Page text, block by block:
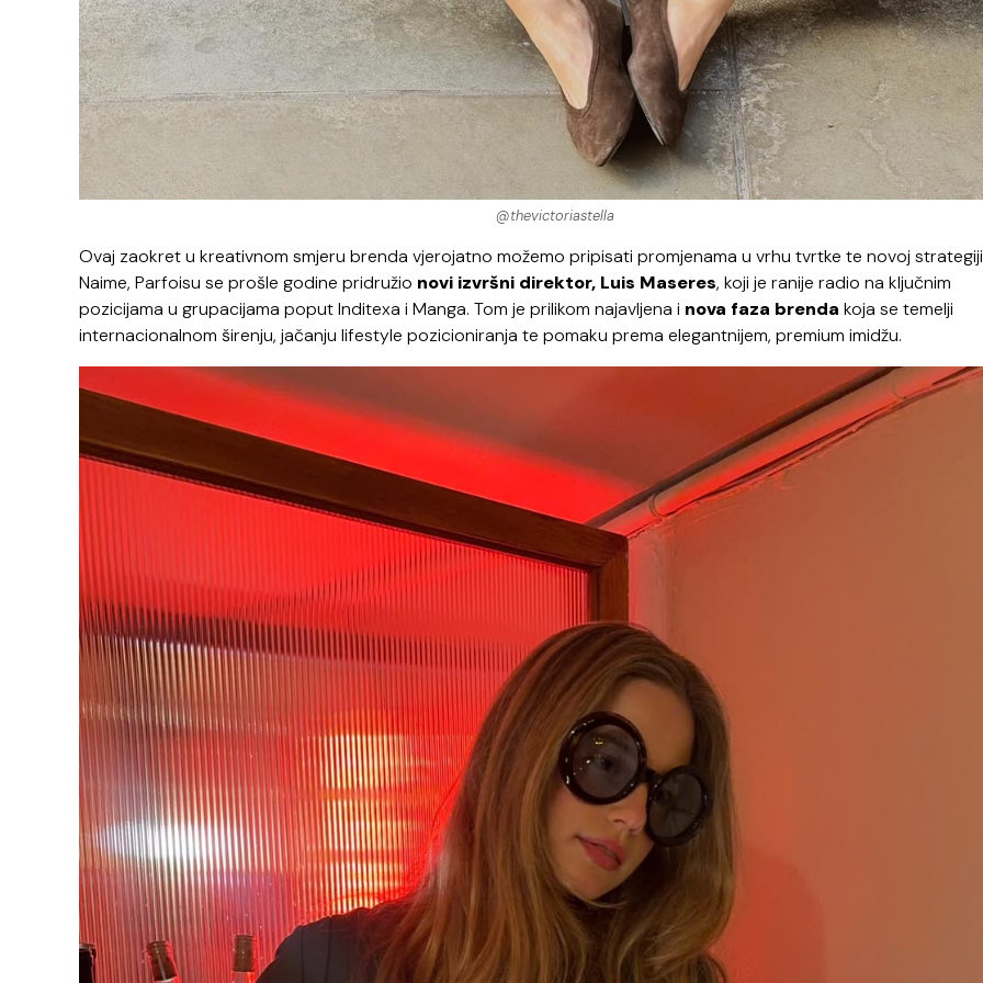
@thevictoriastella
Ovaj zaokret u kreativnom smjeru brenda vjerojatno možemo pripisati promjenama u vrhu tvrtke te novoj
Naime, Parfoisu se prošle godine pridružio novi izvršni direktor, Luis Maseres, koji je ranije radio na ključnim
pozicijama u grupacijama poput Inditexa i Manga. Tom je prilikom najavljena i nova faza brenda koja se temelji
internacionalnom širenju, jačanju lifestyle pozicioniranja te pomaku prema elegantnijem, premium imidžu.